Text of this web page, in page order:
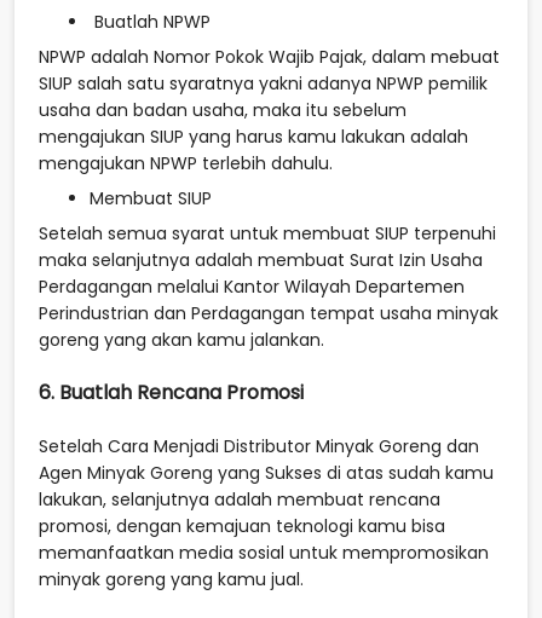
Buatlah NPWP
NPWP adalah Nomor Pokok Wajib Pajak, dalam mebuat
SIUP salah satu syaratnya yakni adanya NPWP pemilik
usaha dan badan usaha, maka itu sebelum
mengajukan SIUP yang harus kamu lakukan adalah
mengajukan NPWP terlebih dahulu.
Membuat SIUP
Setelah semua syarat untuk membuat SIUP terpenuhi
maka selanjutnya adalah membuat Surat Izin Usaha
Perdagangan melalui Kantor Wilayah Departemen
Perindustrian dan Perdagangan tempat usaha minyak
goreng yang akan kamu jalankan.
6. Buatlah Rencana Promosi
Setelah Cara Menjadi Distributor Minyak Goreng dan
Agen Minyak Goreng yang Sukses di atas sudah kamu
lakukan, selanjutnya adalah membuat rencana
promosi, dengan kemajuan teknologi kamu bisa
memanfaatkan media sosial untuk mempromosikan
minyak goreng yang kamu jual.